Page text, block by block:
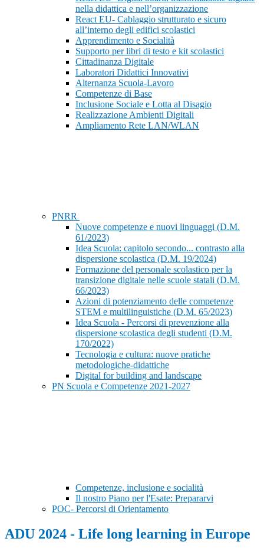
nella didattica e nell’organizzazione
React EU- Cablaggio strutturato e sicuro
all’interno degli edifici scolastici
Apprendimento e Socialità
Supporto per libri di testo e kit scolastici
Cittadinanza Digitale
Laboratori Didattici Innovativi
Alternanza Scuola-Lavoro
Competenze di Base
Inclusione Sociale e Lotta al Disagio
Realizzazione Ambienti Digitali
Ampliamento Rete LAN/WLAN
PNRR
Nuove competenze e nuovi linguaggi (D.M.
61/2023)
Idea Scuola: capitolo secondo... contrasto alla
dispersione scolastica (D.M. 19/2024)
Formazione del personale scolastico per la
transizione digitale nelle scuole statali (D.M.
66/2023)
Azioni di potenziamento delle competenze
STEM e multilinguistiche (D.M. 65/2023)
Idea Scuola - Percorsi di prevenzione alla
dispersione scolastica degli studenti (D.M.
170/2022)
Tecnologia e cultura: nuove pratiche
metodologiche-didattiche
Digital for building and landscape
PN Scuola e Competenze 2021-2027
Competenze, inclusione e socialità
Il nostro Piano per l'Esate: Prepararvi
POC- Percorsi di Orientamento
ADU 2024 - Life long learning in Europe